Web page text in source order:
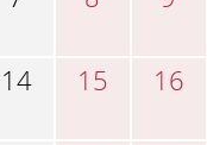
14 15 16